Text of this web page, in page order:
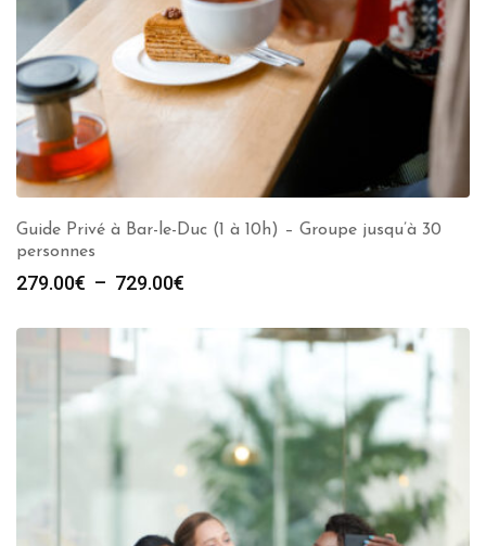
Guide Privé à Bar-le-Duc (1 à 10h) – Groupe jusqu’à 30
personnes
279.00€ – 729.00€
prix :
279.00€
729.00€